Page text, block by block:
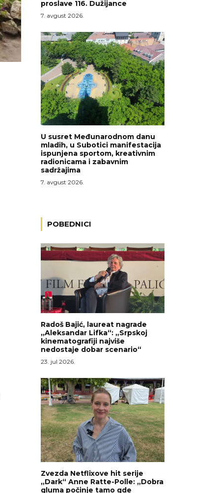
proslave 116. Dužijance
7. avgust 2026.
U susret Međunarodnom danu
mladih, u Subotici manifestacija
ispunjena sportom, kreativnim
radionicama i zabavnim
sadržajima
7. avgust 2026.
POBEDNICI
Radoš Bajić, laureat nagrade
„Aleksandar Lifka“: „Srpskoj
kinematografiji najviše
nedostaje dobar scenario“
23. jul 2026.
Zvezda Netflixove hit serije
„Dark“ Anne Ratte-Polle: „Dobra
gluma počinje tamo gde